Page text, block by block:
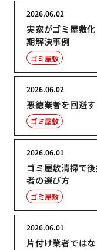
実家がゴミ屋敷
期解決事例
2026.06.02
ゴミ屋敷
悪徳業者を回避
2026.06.02
ゴミ屋敷
ゴミ屋敷清掃で
者の選び方
2026.06.01
ゴミ屋敷
片付け業者では
2026.06.01